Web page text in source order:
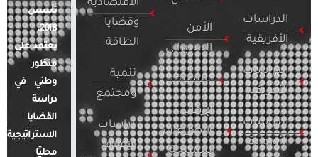
الدراسات
الأفريقية
الدراسات
الأمريكية
الدراسات
الأوروبية
الأمن
السيبراني
التطرف
الإرهاب
والصراعات
المسلحة
الاقتصادية
وقضايا
الطاقة
تنمية
ومجتمع
دراسات
الإعلام
تأسس
2018.
يعتمد على
منظور
وطني في
دراسة
القضايا
الاستراتيجية
محليًا